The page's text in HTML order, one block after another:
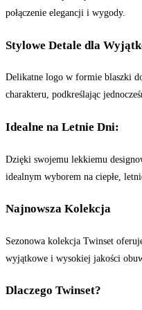
połączenie elegancji i wygody.
Stylowe Detale dla
Delikatne logo w formie blaszki
charakteru, podkreślając
Idealne na Letnie Dni:
Dzięki swojemu lekkiemu
idealnym wyborem na ciepłe,
Najnowsza Kolekcja
Sezonowa kolekcja Twinset
wyjątkowe i wysokiej jakości
Dlaczego Twinset?